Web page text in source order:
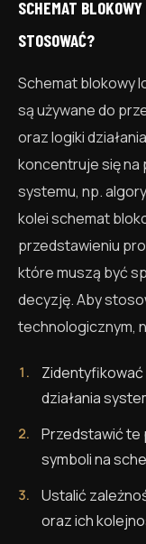
SCHEMAT
STOSOWAĆ?
Schemat blokowy
są używane do
oraz logiki
koncentruje się na
systemu, np.
kolei schemat
przedstawieniu
które muszą być
decyzję. Aby
technologicznym,
działania
Przedstawić te
symboli na
Ustalić
oraz ich